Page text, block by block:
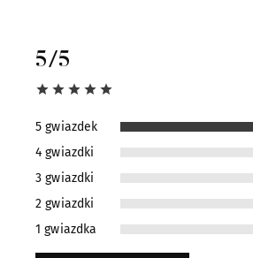
5/5
5 gwiazdek
4 gwiazdki
3 gwiazdki
2 gwiazdki
1 gwiazdka